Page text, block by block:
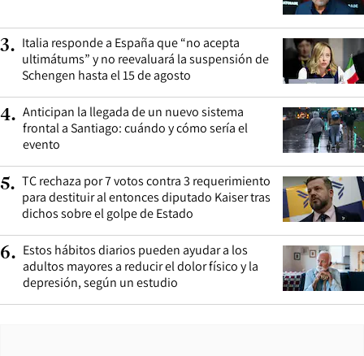
3. Italia responde a España que “no acepta
ultimátums” y no reevaluará la suspensión de
Schengen hasta el 15 de agosto
4. Anticipan la llegada de un nuevo sistema
frontal a Santiago: cuándo y cómo sería el
evento
5. TC rechaza por 7 votos contra 3 requerimiento
para destituir al entonces diputado Kaiser tras
dichos sobre el golpe de Estado
6. Estos hábitos diarios pueden ayudar a los
adultos mayores a reducir el dolor físico y la
depresión, según un estudio